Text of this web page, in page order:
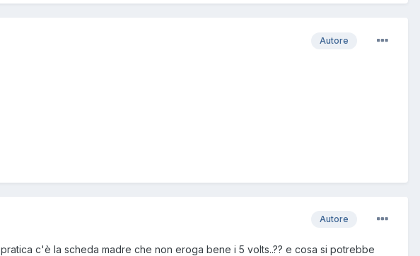
Autore
Autore
pratica c'è la scheda madre che non eroga bene i 5 volts..?? e cosa si potrebbe